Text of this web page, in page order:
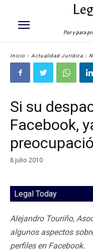
Por y para
Inicio Actualidad Jurídica
Si su
Facebook,
8 julio 2010
Legal Today
Alejandro Touriño,
algunos aspectos
perfiles en Facebook.